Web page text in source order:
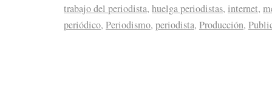
trabajo del periodista, huelga periodistas, internet,
periódico, Periodismo, periodista, Producción,